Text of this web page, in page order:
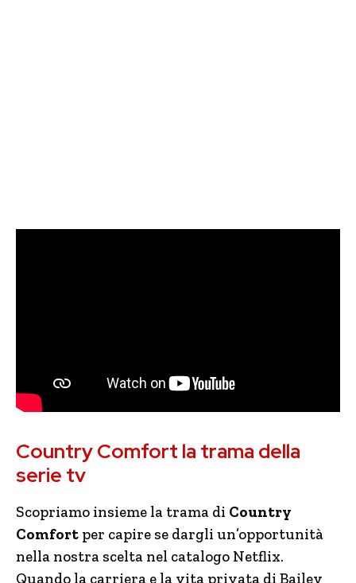
Country Comfort la trama della
serie tv
Scopriamo insieme la trama di Country
Comfort per capire se dargli un’opportunità
nella nostra scelta nel catalogo Netflix.
Quando la carriera e la vita privata di Bailey